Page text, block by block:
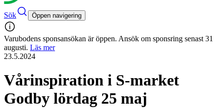
Sök Öppen navigering
Varubodens sponsansökan är öppen. Ansök om sponsring senast 31
augusti. Läs mer
23.5.2024
Vårinspiration i S-market
Godby lördag 25 maj